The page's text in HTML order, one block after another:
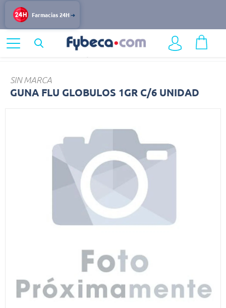
Farmacias 24H
Alergias
SIN MARCA
GUNA FLU GLOBULOS 1GR C/6 UNIDAD